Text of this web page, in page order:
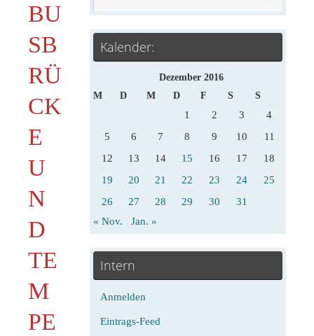
BU
SB
RÜ
CK
E
U
N
D
TE
M
PE
Kalender:
Dezember 2016
M
D M D F S S
1 2 3
4
5
6 7 8 9 10
11
12
13 14 15 16 17
18
19
20 21 22 23 24
25
26
27 28 29 30
31
« Nov.
Jan. »
Intern
Anmelden
Eintrags-Feed